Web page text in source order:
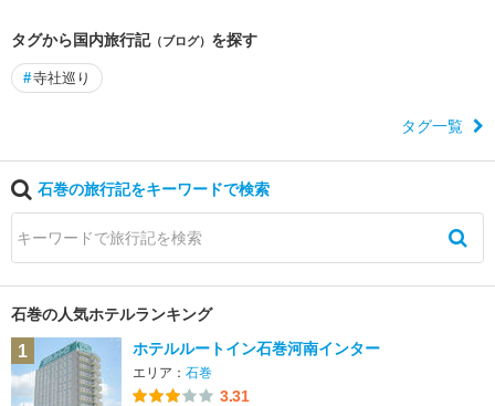
タグから国内旅行記（ブログ） を探す
#寺社巡り
タグ一覧
石巻の旅行記をキーワードで検索
石巻の人気ホテルランキング
1 ホテルルートイン石巻河南インター
エリア： 石巻
3.31